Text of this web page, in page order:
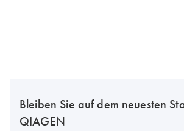
Bleiben Sie auf dem neuesten
QIAGEN